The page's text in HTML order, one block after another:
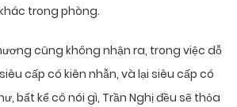
trong phòng.
cũng không nhận ra, trong việc dỗ
cấp có kiên nhẫn, và lại siêu cấp có
bất kể cô nói gì, Trần Nghị đều sẽ thỏa